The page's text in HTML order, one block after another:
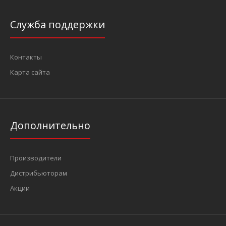
Служба поддержки
Контакты
Карта сайта
Дополнительно
Производители
Дистрибьюторам
Акции